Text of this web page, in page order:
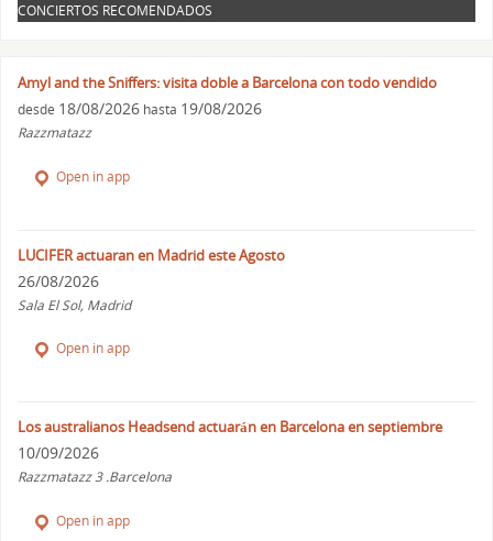
CONCIERTOS RECOMENDADOS
Amyl and the Sniffers: visita doble a Barcelona con todo vendido
desde 18/08/2026 hasta 19/08/2026
Razzmatazz
Open in app
LUCIFER actuaran en Madrid este Agosto
26/08/2026
Sala El Sol, Madrid
Open in app
Los australianos Headsend actuarán en Barcelona en septiembre
10/09/2026
Razzmatazz 3 .Barcelona
Open in app